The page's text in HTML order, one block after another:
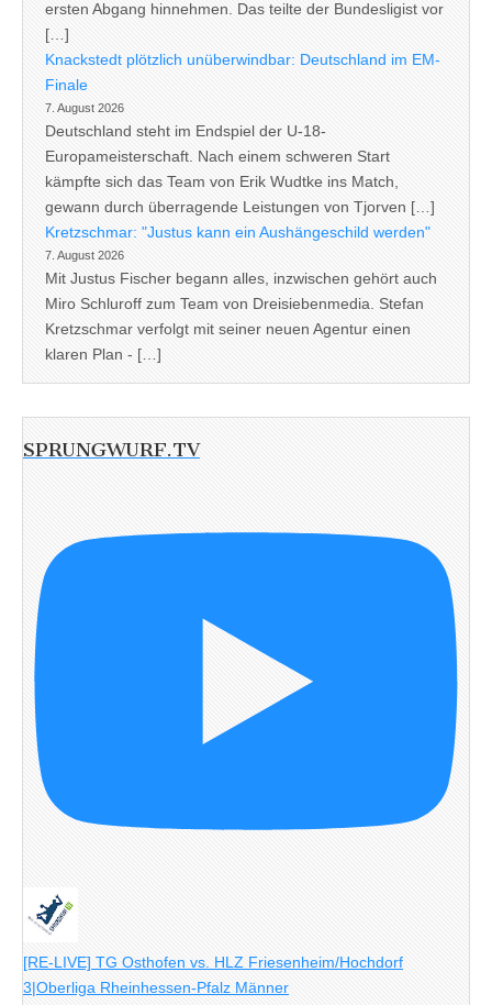
ersten Abgang hinnehmen. Das teilte der Bundesligist vor
[…]
Knackstedt plötzlich unüberwindbar: Deutschland im EM-
Finale
7. August 2026
Deutschland steht im Endspiel der U-18-
Europameisterschaft. Nach einem schweren Start
kämpfte sich das Team von Erik Wudtke ins Match,
gewann durch überragende Leistungen von Tjorven […]
Kretzschmar: "Justus kann ein Aushängeschild werden"
7. August 2026
Mit Justus Fischer begann alles, inzwischen gehört auch
Miro Schluroff zum Team von Dreisiebenmedia. Stefan
Kretzschmar verfolgt mit seiner neuen Agentur einen
klaren Plan - […]
SPRUNGWURF.TV
[RE-LIVE] TG Osthofen vs. HLZ Friesenheim/Hochdorf
3|Oberliga Rheinhessen-Pfalz Männer